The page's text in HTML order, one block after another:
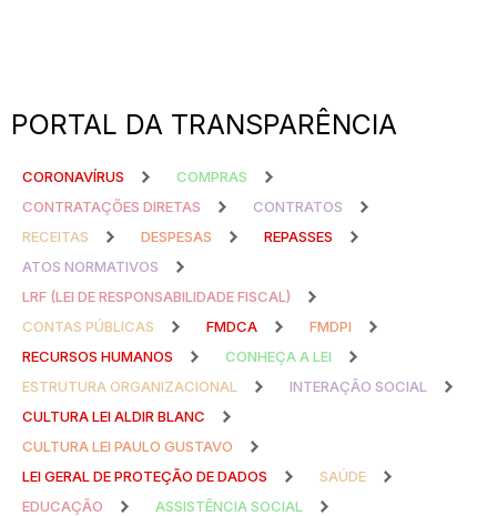
PORTAL DA TRANSPARÊNCIA
CORONAVÍRUS
COMPRAS
CONTRATAÇÕES DIRETAS
CONTRATOS
RECEITAS
DESPESAS
REPASSES
ATOS NORMATIVOS
LRF (LEI DE RESPONSABILIDADE FISCAL)
CONTAS PÚBLICAS
FMDCA
FMDPI
RECURSOS HUMANOS
CONHEÇA A LEI
ESTRUTURA ORGANIZACIONAL
INTERAÇÃO SOCIAL
CULTURA LEI ALDIR BLANC
CULTURA LEI PAULO GUSTAVO
LEI GERAL DE PROTEÇÃO DE DADOS
SAÚDE
EDUCAÇÃO
ASSISTÊNCIA SOCIAL